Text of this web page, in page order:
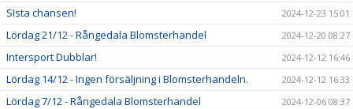
SIsta chansen! 2024-12-23 15:01
Lördag 21/12 - Rångedala Blomsterhandel 2024-12-20 08:27
Intersport Dubblar! 2024-12-12 16:46
Lördag 14/12 - Ingen försäljning i Blomsterhandeln. 2024-12-12 16:33
Lördag 7/12 - Rångedala Blomsterhandel 2024-12-06 08:37